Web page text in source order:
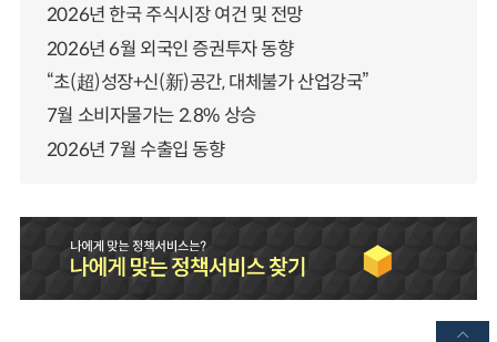
2026년 한국 주식시장 여건 및 전망
2026년 6월 외국인 증권투자 동향
“초(超)성장+신(新)공간, 대체불가 산업강국”
7월 소비자물가는 2.8% 상승
2026년 7월 수출입 동향